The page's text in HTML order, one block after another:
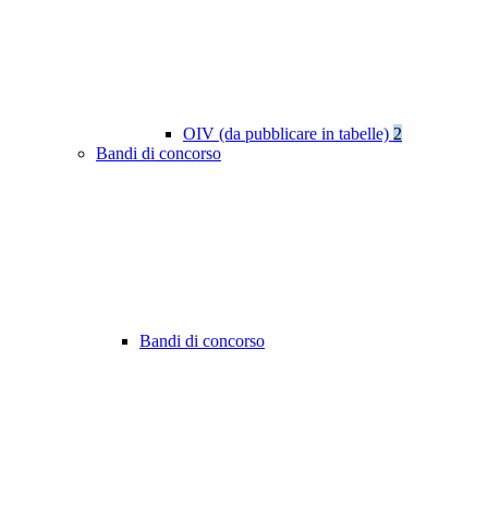
OIV (da pubblicare in tabelle) 2
Bandi di concorso
Bandi di concorso